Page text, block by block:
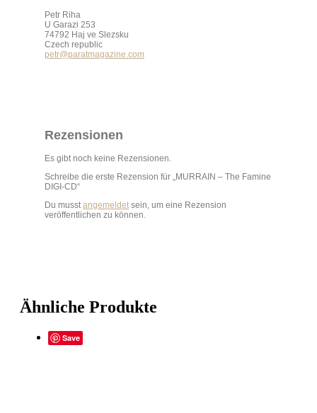
Petr Riha
U Garazi 253
74792 Haj ve Slezsku
Czech republic
petr@paratmagazine.com
Rezensionen
Es gibt noch keine Rezensionen.
Schreibe die erste Rezension für „MURRAIN – The Famine
DIGI-CD“
Du musstangemeldetsein, um eine Rezension
veröffentlichen zu können.
Ähnliche Produkte
Save